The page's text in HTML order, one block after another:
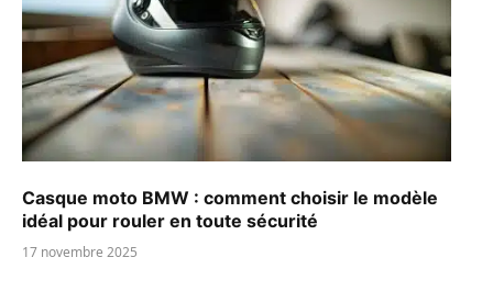
Casque moto BMW : comment choisir le modèle
idéal pour rouler en toute sécurité
17 novembre 2025